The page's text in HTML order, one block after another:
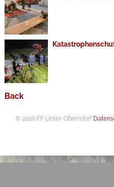
Back
© 2026 FF Unter-Oberndorf